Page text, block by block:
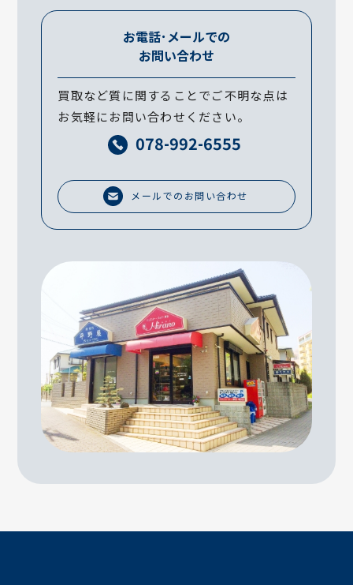
お電話･メールでの
お問い合わせ
買取など質に関することでご不明な点は
お気軽にお問い合わせください。
078-992-6555
メールでのお問い合わせ